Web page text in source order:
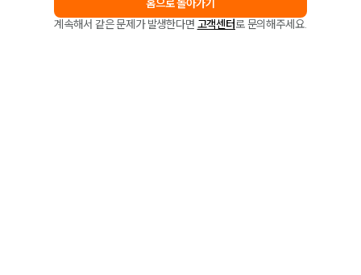
홈으로 돌아가기
계속해서 같은 문제가 발생한다면 고객센터로 문의해주세요.